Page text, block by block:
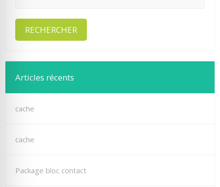
Articles récents
cache
cache
Package bloc contact